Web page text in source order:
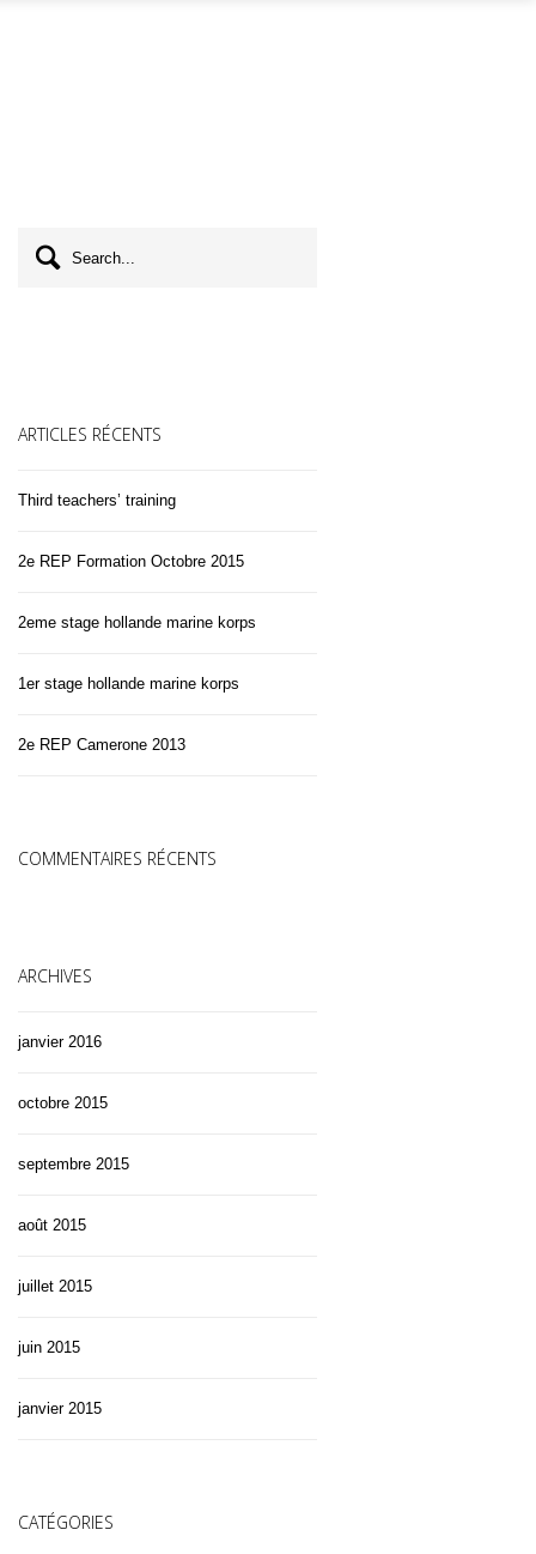
ARTICLES RÉCENTS
Third teachers’ training
2e REP Formation Octobre 2015
2eme stage hollande marine korps
1er stage hollande marine korps
2e REP Camerone 2013
COMMENTAIRES RÉCENTS
ARCHIVES
janvier 2016
octobre 2015
septembre 2015
août 2015
juillet 2015
juin 2015
janvier 2015
CATÉGORIES